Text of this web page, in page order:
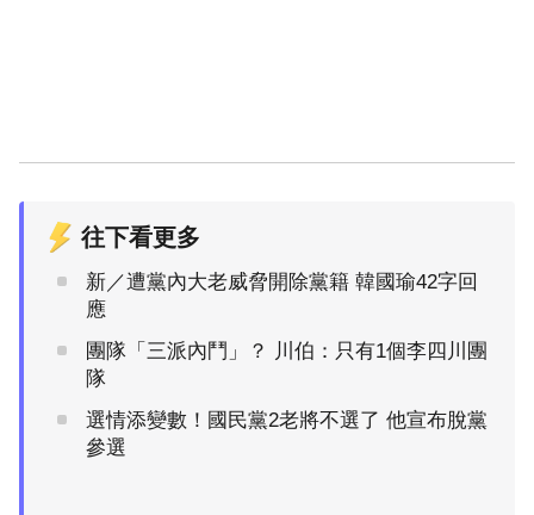
往下看更多
新／遭黨內大老威脅開除黨籍 韓國瑜42字回
應
團隊「三派內鬥」？ 川伯：只有1個李四川團
隊
選情添變數！國民黨2老將不選了 他宣布脫黨
參選